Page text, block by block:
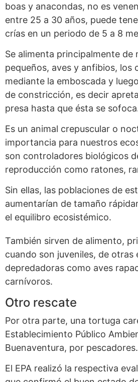
boas y anacondas, no es
entre 25 a 30 años, puede
crías en un periodo de 5 a 8
Se alimenta principalmente de
pequeños, aves y anfibios, los
mediante la emboscada y
de constricción, es decir
presa hasta que ésta se
Es un animal crepuscular o
importancia para nuestros
son controladores biológicos
reproducción como ratones,
Sin ellas, las poblaciones de
aumentarían de tamaño
el equilibro ecosistémico.
También sirven de alimento,
cuando son juveniles, de otras
depredadoras como aves
carnívoros.
Otro rescate
Por otra parte, una tortuga
Establecimiento Público
Buenaventura, por pescadores.
El EPA realizó la respectiva